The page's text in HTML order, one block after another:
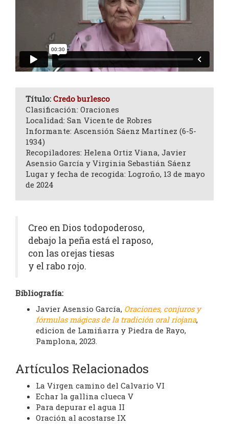
Título: Credo burlesco
Clasificación: Oraciones
Localidad: San Vicente de Robres
Informante: Ascensión Sáenz Martínez (6-5-
1934)
Recopiladores: Helena Ortiz Viana, Javier
Asensio García y Virginia Sebastián Sáenz
Lugar y fecha de recogida: Logroño, 13 de mayo
de 2024
Creo en Dios todopoderoso,
debajo la peña está el raposo,
con las orejas tiesas
y el rabo rojo.
Bibliografía:
Javier Asensio García, Oraciones, conjuros y
fórmulas mágicas de la tradición oral riojana,
edicion de Lamiñarra y Piedra de Rayo,
Pamplona, 2023.
Artículos Relacionados
La Virgen camino del Calvario VI
Echar la gallina clueca V
Para depurar el agua II
Oración al acostarse IX